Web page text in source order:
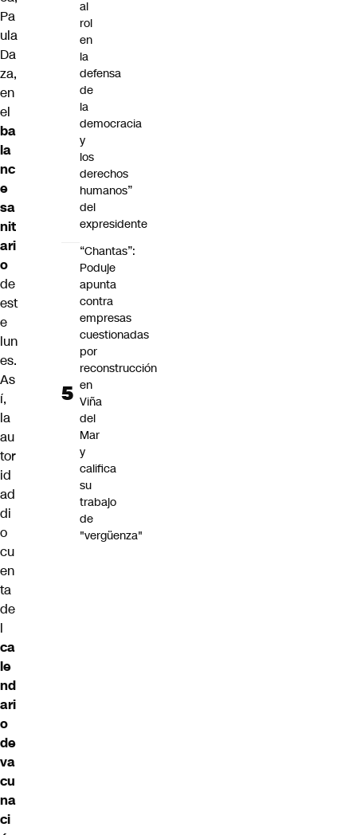
Pa
ula
Da
za,
en
el
ba
la
nc
e
sa
nit
ari
o
de
est
e
lun
es.
As
í,
la
au
tor
id
ad
di
o
cu
en
ta
de
l
ca
le
nd
ari
o
de
va
cu
na
ci
al
rol
en
la
defensa
de
la
democracia
y
los
derechos
humanos”
del
expresidente
“Chantas”:
Poduje
apunta
contra
empresas
cuestionadas
por
reconstrucción
en
Viña
del
Mar
y
califica
su
trabajo
de
"vergüenza"